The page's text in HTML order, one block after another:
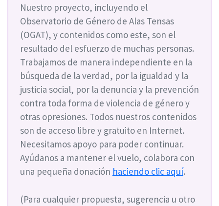
Nuestro proyecto, incluyendo el
Observatorio de Género de Alas Tensas
(OGAT), y contenidos como este, son el
resultado del esfuerzo de muchas personas.
Trabajamos de manera independiente en la
búsqueda de la verdad, por la igualdad y la
justicia social, por la denuncia y la prevención
contra toda forma de violencia de género y
otras opresiones. Todos nuestros contenidos
son de acceso libre y gratuito en Internet.
Necesitamos apoyo para poder continuar.
Ayúdanos a mantener el vuelo, colabora con
una pequeña donación haciendo clic aquí.
(Para cualquier propuesta, sugerencia u otro